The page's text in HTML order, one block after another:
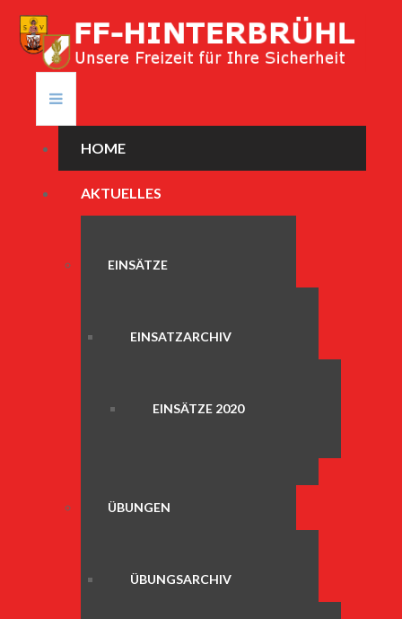
HOME
AKTUELLES
EINSÄTZE
EINSATZARCHIV
EINSÄTZE 2020
ÜBUNGEN
ÜBUNGSARCHIV